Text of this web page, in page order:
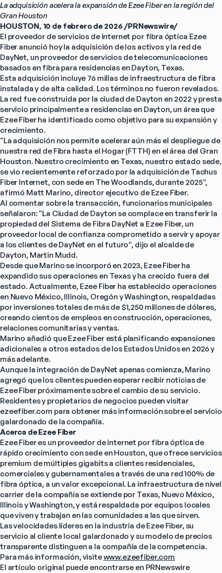
La adquisición acelera la expansión de Ezee Fiber en la región del
Gran Houston
HOUSTON, 10 de febrero de 2026 /PRNewswire/
El proveedor de servicios de internet por fibra óptica Ezee
Fiber anunció hoy la adquisición de los activos y la red de
DayNet, un proveedor de servicios de telecomunicaciones
basados en fibra para residencias en Dayton, Texas.
Esta adquisición incluye 76 millas de infraestructura de fibra
instalada y de alta calidad. Los términos no fueron revelados.
La red fue construida por la ciudad de Dayton en 2022 y presta
servicio principalmente a residencias en Dayton, un área que
Ezee Fiber ha identificado como objetivo para su expansión y
crecimiento.
“La adquisición nos permite acelerar aún más el despliegue de
nuestra red de Fibra hasta el Hogar (FTTH) en el área del Gran
Houston. Nuestro crecimiento en Texas, nuestro estado sede,
se vio recientemente reforzado por la adquisición de Tachus
Fiber Internet, con sede en The Woodlands, durante 2025”,
afirmó Matt Marino, director ejecutivo de Ezee Fiber.
Al comentar sobre la transacción, funcionarios municipales
señalaron: “La Ciudad de Dayton se complace en transferir la
propiedad del Sistema de Fibra DayNet a Ezee Fiber, un
proveedor local de confianza comprometido a servir y apoyar
a los clientes de DayNet en el futuro”, dijo el alcalde de
Dayton, Martin Mudd.
Desde que Marino se incorporó en 2023, Ezee Fiber ha
expandido sus operaciones en Texas y ha crecido fuera del
estado. Actualmente, Ezee Fiber ha establecido operaciones
en Nuevo México, Illinois, Oregón y Washington, respaldadas
por inversiones totales de más de $1,250 millones de dólares,
creando cientos de empleos en construcción, operaciones,
relaciones comunitarias y ventas.
Marino añadió que Ezee Fiber está planificando expansiones
adicionales a otros estados de los Estados Unidos en 2026 y
más adelante.
Aunque la integración de DayNet apenas comienza, Marino
agregó que los clientes pueden esperar recibir noticias de
Ezee Fiber próximamente sobre el cambio de su servicio.
Residentes y propietarios de negocios pueden visitar
ezeefiber.com para obtener más información sobre el servicio
galardonado de la compañía.
Acerca de Ezee Fiber
Ezee Fiber es un proveedor de internet por fibra óptica de
rápido crecimiento con sede en Houston, que ofrece servicios
premium de múltiples gigabits a clientes residenciales,
comerciales y gubernamentales a través de una red 100% de
fibra óptica, a un valor excepcional. La infraestructura de nivel
carrier de la compañía se extiende por Texas, Nuevo México,
Illinois y Washington, y está respaldada por equipos locales
que viven y trabajan en las comunidades a las que sirven.
Las velocidades líderes en la industria de Ezee Fiber, su
servicio al cliente local galardonado y su modelo de precios
transparente distinguen a la compañía de la competencia.
Para más información, visite www.ezeefiber.com
El artículo original puede encontrarse en PRNewswire